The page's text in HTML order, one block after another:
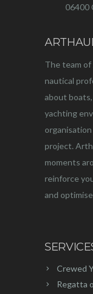
06400
The team
nautical
about
yachting
project.
moments
reinforce
and
Crewed
Regatta